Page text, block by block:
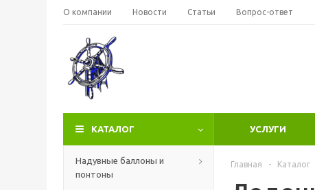
О компании Новости Статьи Вопрос-ответ
КАТАЛОГ УСЛУГИ
Надувные баллоны и
понтоны
Главная - Каталог